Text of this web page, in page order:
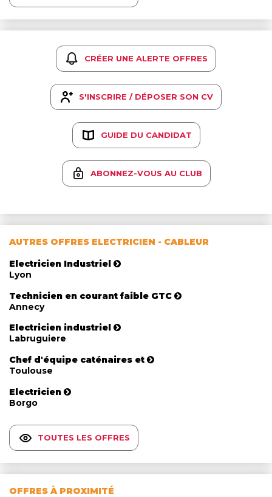
CRÉER UNE ALERTE OFFRES
S'INSCRIRE / DÉPOSER SON CV
GUIDE DU CANDIDAT
ABONNEZ-VOUS AU CLUB
AUTRES OFFRES ELECTRICIEN - CABLEUR
Electricien Industriel
Lyon
Technicien en courant faible GTC
Annecy
Electricien industriel
Labruguiere
Chef d'équipe caténaires et
Toulouse
Electricien
Borgo
TOUTES LES OFFRES
OFFRES À PROXIMITÉ